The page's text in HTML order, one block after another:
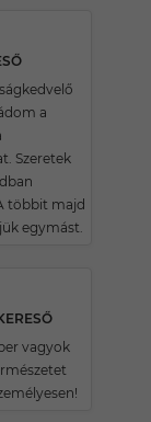
a
Szeretek
többit majd
egymást.
vagyok